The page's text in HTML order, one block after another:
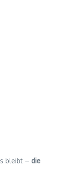
bleibt – die